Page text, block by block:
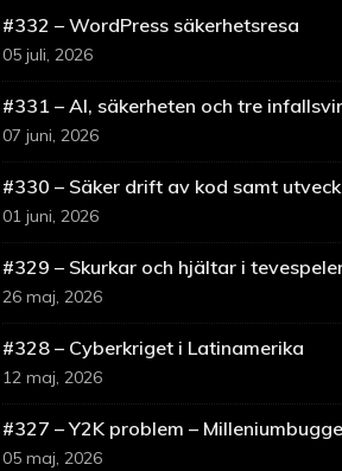
#332 – WordPress säkerhetsresa
05 juli, 2026
#331 – AI, säkerheten och tre
07 juni, 2026
#330 – Säker drift av kod samt
01 juni, 2026
#329 – Skurkar och hjältar i
26 maj, 2026
#328 – Cyberkriget i Latinamerika
12 maj, 2026
#327 – Y2K problem –
05 maj, 2026